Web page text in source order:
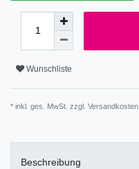
Wunschliste
* inkl. ges. MwSt. zzgl. Versandkosten
Beschreibung